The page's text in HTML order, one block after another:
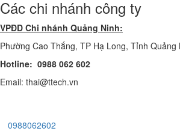
Các chi nhánh công ty
VPĐD Chi nhánh Quảng Ninh:
Phường Cao Thắng, TP Hạ Long, Tỉnh Quảng
Hotline: 0988 062 602
Email: thai@ttech.vn
0988062602